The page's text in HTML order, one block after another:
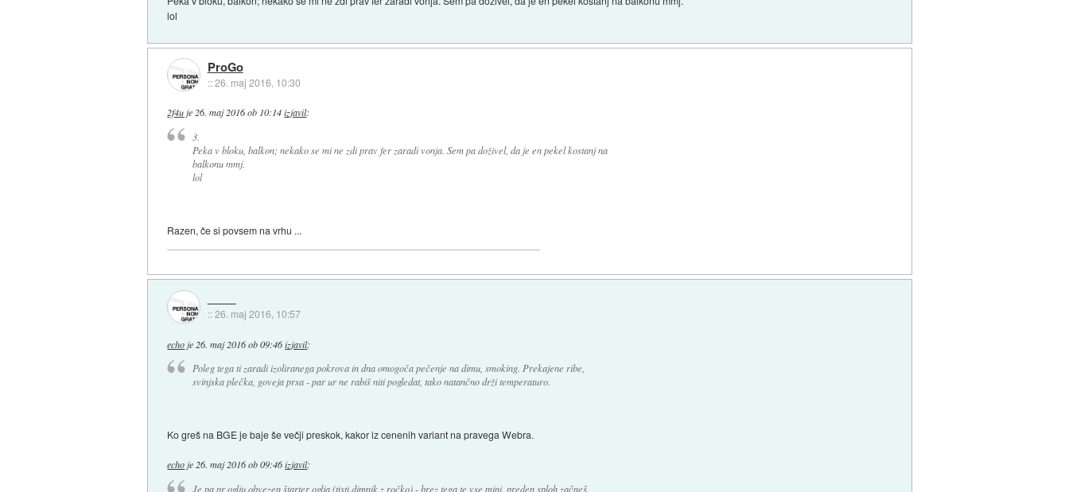
lol
ProGo
::26. maj 2016, 10:30
2f4uje26. maj 2016 ob 10:14 izjavil:
3.
Peka v bloku, balkon; nekako se mi ne zdi prav fer zaradi vonja. Sem pa doživel, da je en pekel kostanj na
balkonu mmj.
lol
Razen, če si povsem na vrhu ...
::26. maj 2016, 10:57
echo je 26. maj 2016 ob 09:46 izjavil:
Poleg tega ti zaradi izoliranega pokrova in dna omogoča pečenje na dimu, smoking. Prekajene ribe,
svinjska plečka, goveja prsa - par ur ne rabiš niti pogledat, tako natančno drži temperaturo.
Ko greš na BGE je baje še večji preskok, kakor iz cenenih variant na pravega Webra.
echoje26. maj 2016 ob 09:46 izjavil:
Je pa pr oglju obvezen štarter oglja (tisti dimnik z ročko) - brez tega te vse mini, preden sploh začneš.